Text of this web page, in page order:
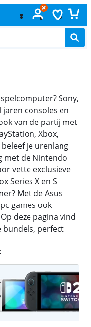
Sony,
consoles en
van de partij met
Xbox,
je urenlang
met de Nintendo
vette exclusieve
Series X en S
Met de Asus
games ook
deze pagina vind
bundels, perfect